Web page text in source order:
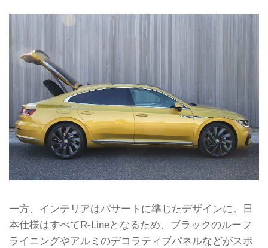
一方、インテリアはパサートに準じたデザインに。日
本仕様はすべてR-Lineとなるため、ブラックのルーフ
ライニングやアルミのデコラティブパネルなどがスポ